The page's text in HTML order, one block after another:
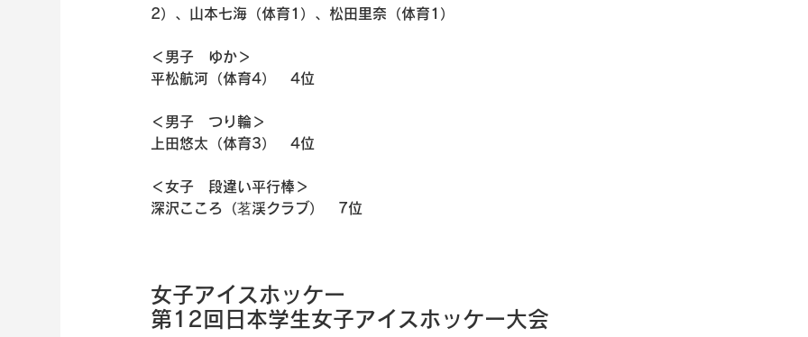
2）、山本七海（体育1）、松田里奈（体育1）
＜男子　ゆか＞
平松航河（体育4）　4位
＜男子　つり輪＞
上田悠太（体育3）　4位
＜女子　段違い平行棒＞
深沢こころ（茗渓クラブ）　7位
女子アイスホッケー
第12回日本学生女子アイスホッケー大会